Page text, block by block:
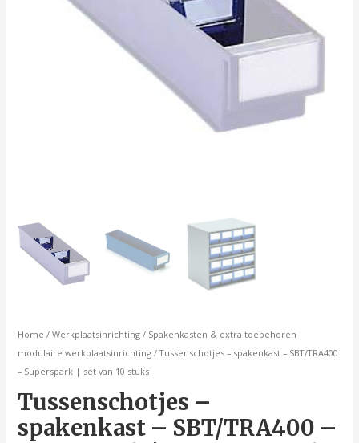
Home /Werkplaatsinrichting / Spakenkasten & extra toebehoren
modulaire werkplaatsinrichting / Tussenschotjes – spakenkast – SBT/TRA400
– Superspark | set van 10 stuks
Tussenschotjes –
spakenkast – SBT/TRA400 –